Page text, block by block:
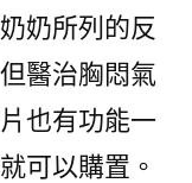
奶所列的反
醫治胸悶氣
也有功能一
可以購置。